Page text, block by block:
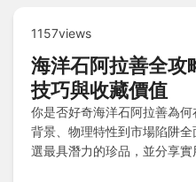
1157views
海洋石阿拉善全攻
技巧與收藏價值
你是否好奇海洋石阿拉善為
背景、物理特性到市場陷阱
選最具潛力的珍品，並分享實